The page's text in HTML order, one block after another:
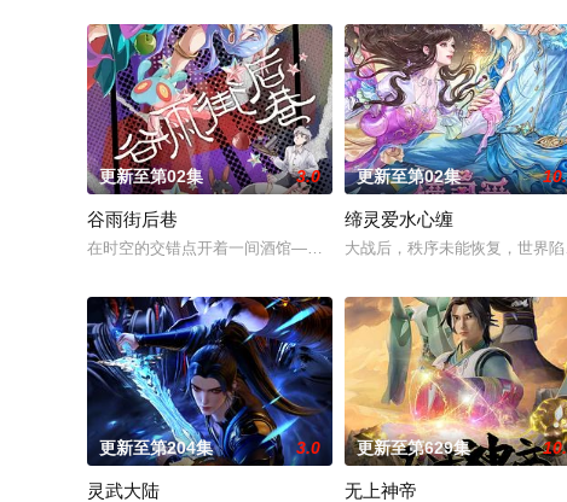
更新至第02集 3.0
谷雨街后巷
在时空的交错点开着一间酒馆——谷雨街后巷。 无论城市的角落，
更新至第02集
缔灵爱水心缠
大战后，秩序未能恢复，世界
更新至第204集 3.0
灵武大陆
更新至第629集
无上神帝